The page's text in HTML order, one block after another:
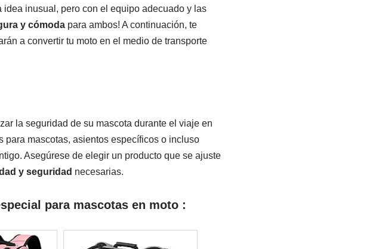
inusual, pero con el equipo adecuado y las
y cómoda para ambos! A continuación, te
a convertir tu moto en el medio de transporte
la seguridad de su mascota durante el viaje en
para mascotas, asientos específicos o incluso
Asegúrese de elegir un producto que se ajuste
y seguridad necesarias.
para mascotas en moto :